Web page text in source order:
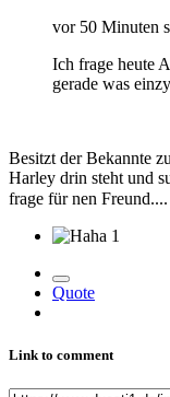
vor 50 Minuten
Ich frage heute
gerade was
Besitzt der Bekannte
Harley drin steht und
frage für nen Freund....
1
Quote
Link to comment